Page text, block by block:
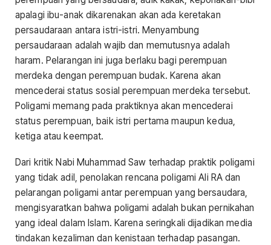
apalagi ibu-anak dikarenakan akan ada keretakan
persaudaraan antara istri-istri. Menyambung
persaudaraan adalah wajib dan memutusnya adalah
haram. Pelarangan ini juga berlaku bagi perempuan
merdeka dengan perempuan budak. Karena akan
mencederai status sosial perempuan merdeka tersebut.
Poligami memang pada praktiknya akan mencederai
status perempuan, baik istri pertama maupun kedua,
ketiga atau keempat.
Dari kritik Nabi Muhammad Saw terhadap praktik poligami
yang tidak adil, penolakan rencana poligami Ali RA dan
pelarangan poligami antar perempuan yang bersaudara,
mengisyaratkan bahwa poligami adalah bukan pernikahan
yang ideal dalam Islam. Karena seringkali dijadikan media
tindakan kezaliman dan kenistaan terhadap pasangan.